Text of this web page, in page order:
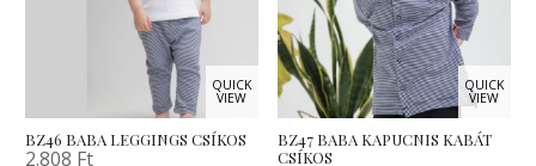
QUICK
VIEW
BZ46 BABA LEGGINGS CSÍKOS
2.808 Ft
QUICK
VIEW
BZ47 BABA KAPUCNIS KABÁT
CSÍKOS